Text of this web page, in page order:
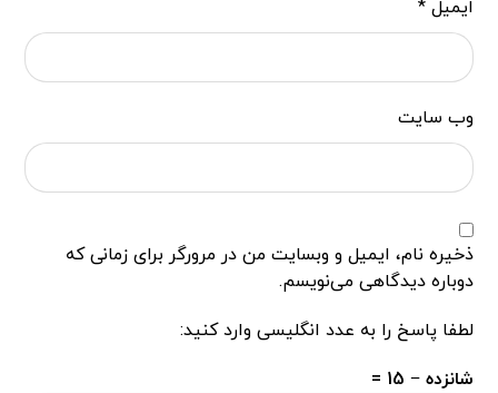
ایمیل*
وب‌ سایت
ذخیره نام، ایمیل و وبسایت من در مرورگر برای زمانی که
دوباره دیدگاهی می‌نویسم.
لطفا پاسخ را به عدد انگلیسی وارد کنید:
شانزده − 15 =